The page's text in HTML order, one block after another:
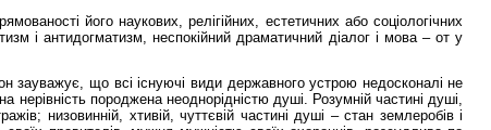
його наукових, релігійних, естетичних або соціологічних
і антидогматизм, неспокійний драматичний діалог і мова – от у
що всі існуючі види державного устрою недосконалі не
нерівність породжена неоднорідністю душі. Розумній частині душі,
низовинній, хтивій, чуттєвій частині душі – стан землеробів і